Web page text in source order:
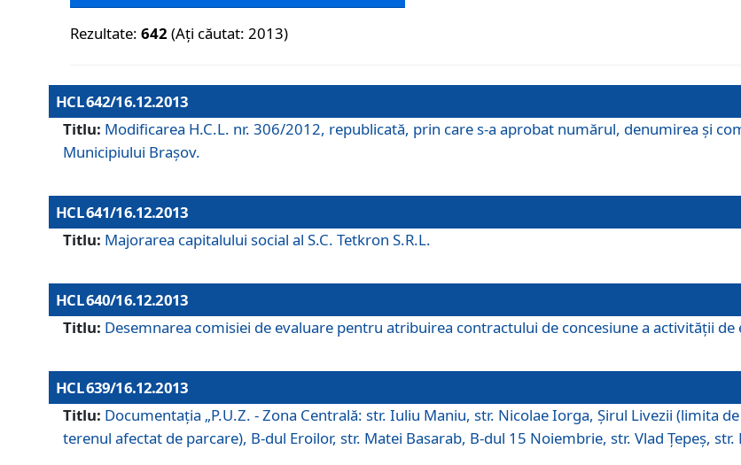
Rezultate:642 (Ați căutat: 2013)
HCL 642/16.12.2013
Titlu: Modificarea H.C.L. nr. 306/2012, republicată, prin care s-a aprobat numărul, denumirea şi
Municipiului Braşov.
HCL 641/16.12.2013
Titlu: Majorarea capitalului social al S.C. Tetkron S.R.L.
HCL 640/16.12.2013
Titlu: Desemnarea comisiei de evaluare pentru atribuirea contractului de concesiune a activităţii
HCL 639/16.12.2013
Titlu: Documentaţia „P.U.Z. - Zona Centrală: str. Iuliu Maniu, str. Nicolae Iorga, Şirul Livezii (limita
terenul afectat de parcare), B-dul Eroilor, str. Matei Basarab, B-dul 15 Noiembrie, str. Vlad Ţepeş,